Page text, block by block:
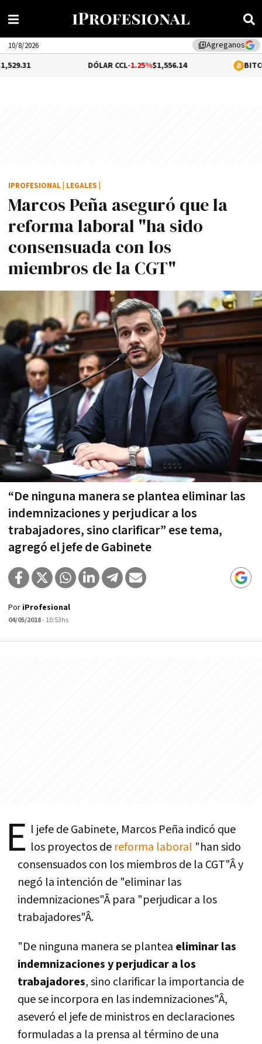
library_addAgreganos
10/8/2026
-1.25%$1,556.14 0.31%
Marcos Peña aseguró que la
reforma laboral "ha sido
consensuada con los
miembros de la CGT"
“De ninguna manera se plantea eliminar las
indemnizaciones y perjudicar a los
trabajadores, sino clarificar” ese tema,
agregó el jefe de Gabinete
IPROFESIONAL LEGALES
Por iProfesional
04/05/2018- 10:53hs
E l jefe de Gabinete, Marcos Peña indicó que
los proyectos de reforma laboral "han sido
consensuados con los miembros de la CGT"Â y
negó la intención de "eliminar las
indemnizaciones"Â para "perjudicar a los
trabajadores"Â.
"De ninguna manera se plantea eliminar las
indemnizaciones y perjudicar a los
trabajadores, sino clarificar la importancia de
que se incorpora en las indemnizaciones"Â,
aseveró el jefe de ministros en declaraciones
formuladas a la prensa al término de una